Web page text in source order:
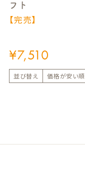
フト
【完売】
¥7,510
並び替え 価格が安い順